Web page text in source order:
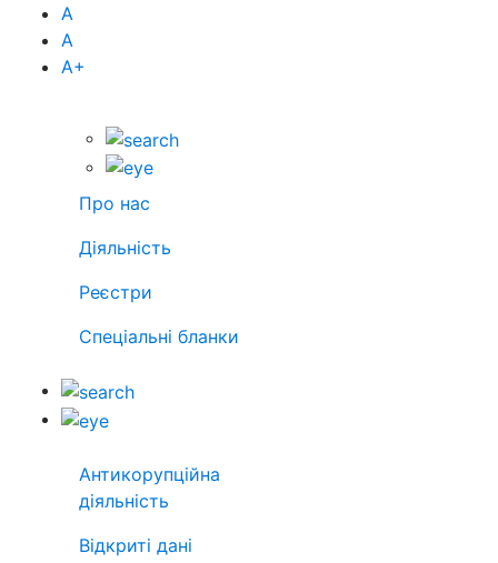
А
А
А+
Про нас
Діяльність
Реєстри
Спеціальні бланки
Антикорупційна
діяльність
Відкриті дані